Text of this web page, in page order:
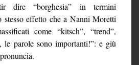
dire “borghesia” in termini
stesso effetto che a Nanni Moretti
come “kitsch”, “trend”,
le parole sono importanti!”: e giù